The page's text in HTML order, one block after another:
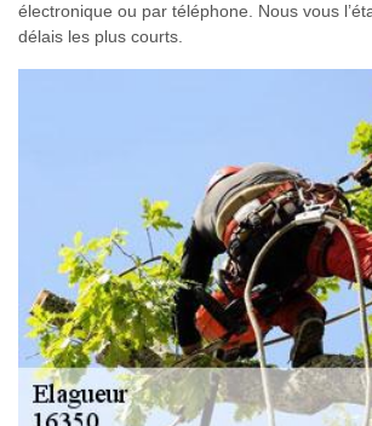
électronique ou par téléphone. Nous vous
délais les plus courts.